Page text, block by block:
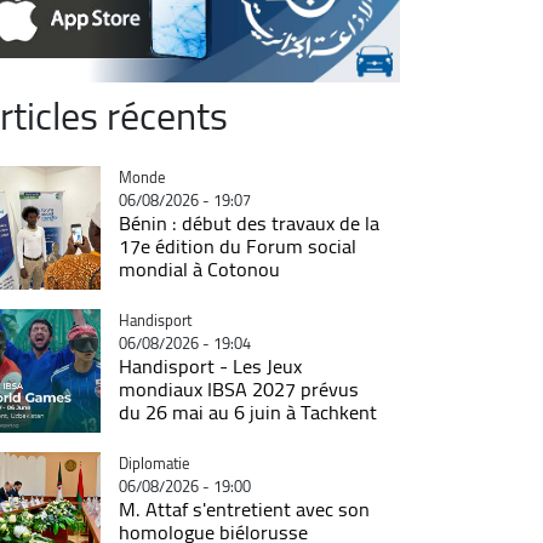
récents
Catégorie
Monde
06/08/2026 - 19:07
Bénin : début des travaux de la
17e édition du Forum social
mondial à Cotonou
Catégorie
Handisport
06/08/2026 - 19:04
Handisport - Les Jeux
mondiaux IBSA 2027 prévus
du 26 mai au 6 juin à Tachkent
Catégorie
Diplomatie
06/08/2026 - 19:00
M. Attaf s'entretient avec son
homologue biélorusse